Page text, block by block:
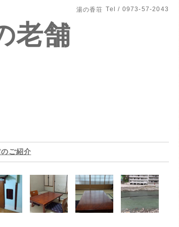
湯の香荘 Tel / 0973-57-2043
老舗
ご紹介